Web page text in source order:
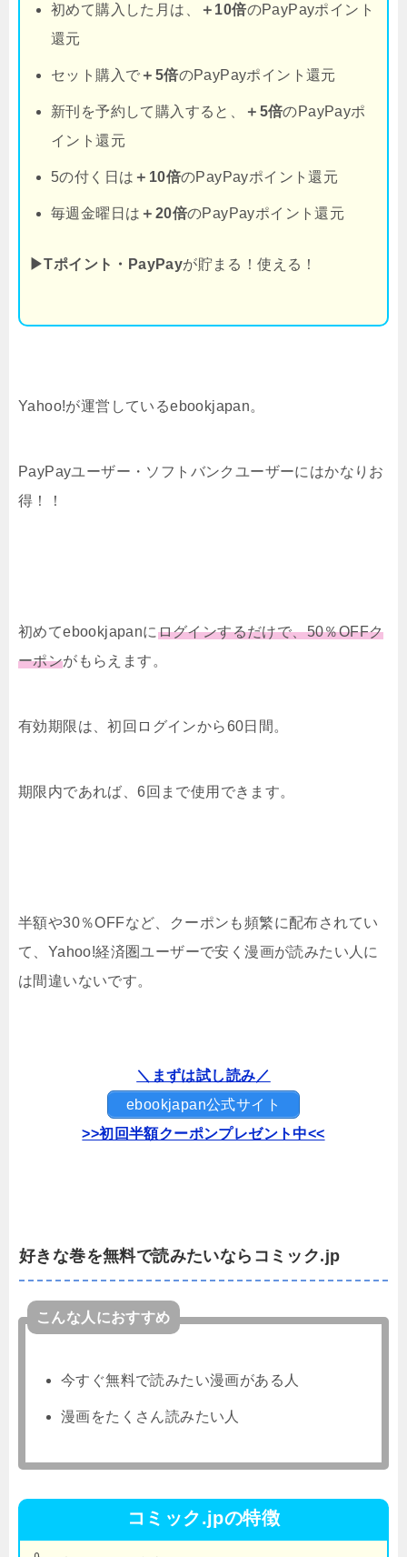
初めて購入した月は、 ＋10倍のPayPayポイント
還元
セット購入で ＋5倍のPayPayポイント還元
新刊を予約して購入すると、 ＋5倍のPayPayポ
イント還元
5の付く日は ＋10倍のPayPayポイント還元
毎週金曜日は ＋20倍のPayPayポイント還元
▶Tポイント・PayPayが貯まる！使える！
Yahoo!が運営しているebookjapan。
PayPayユーザー・ソフトバンクユーザーにはかなりお
得！！
初めてebookjapanにログインするだけで、50％OFFク
ーポンがもらえます。
有効期限は、初回ログインから60日間。
期限内であれば、6回まで使用できます。
半額や30％OFFなど、クーポンも頻繁に配布されてい
て、Yahoo!経済圏ユーザーで安く漫画が読みたい人に
は間違いないです。
＼まずは試し読み／
ebookjapan公式サイト
>>初回半額クーポンプレゼント中<<
好きな巻を無料で読みたいならコミック.jp
こんな人におすすめ
今すぐ無料で読みたい漫画がある人
漫画をたくさん読みたい人
コミック.jpの特徴